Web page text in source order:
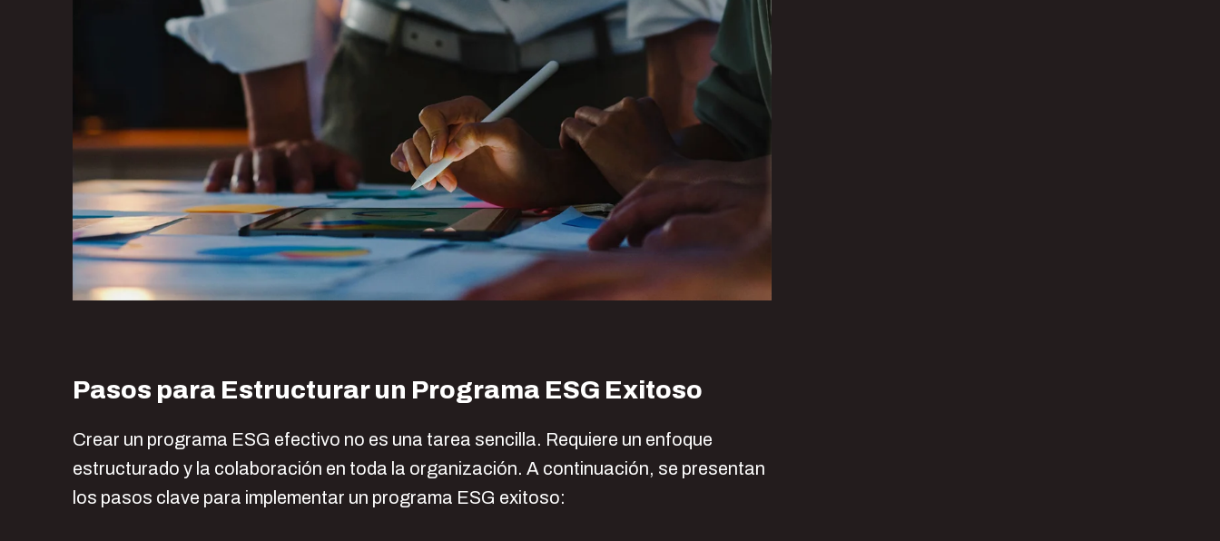
Pasos para Estructurar un Programa ESG Exitoso
Crear un programa ESG efectivo no es una tarea sencilla. Requiere un enfoque
estructurado y la colaboración en toda la organización. A continuación, se presentan
los pasos clave para implementar un programa ESG exitoso: